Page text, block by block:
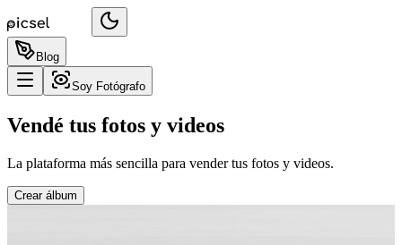
Blog
Soy Fotógrafo
Vendé tus fotos y videos
La plataforma más sencilla para vender tus fotos y videos.
Crear álbum